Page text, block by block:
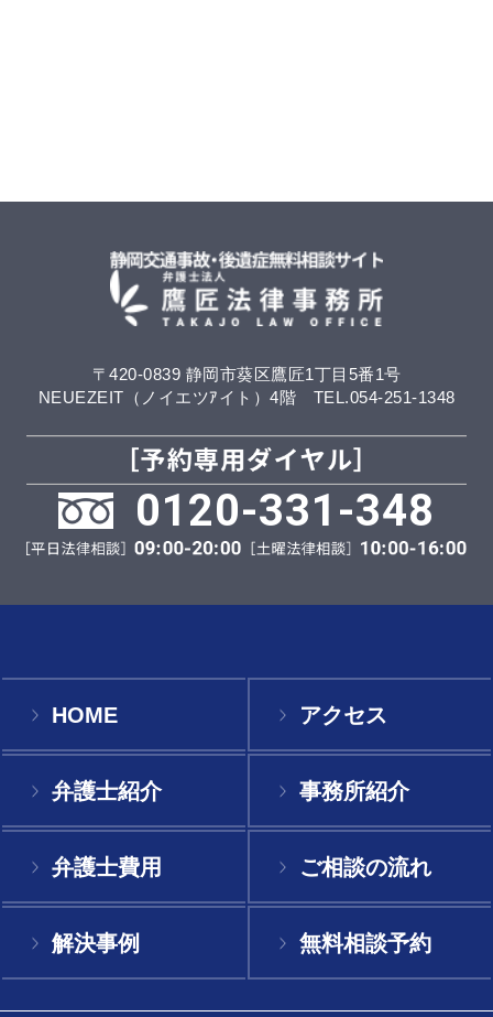
〒420-0839 静岡市葵区鷹匠1丁目5番1号
NEUEZEIT（ノイエツｱイト）4階 TEL.054-251-1348
0120-331-348
HOME アクセス
弁護士紹介 事務所紹介
弁護士費用 ご相談の流れ
解決事例 無料相談予約